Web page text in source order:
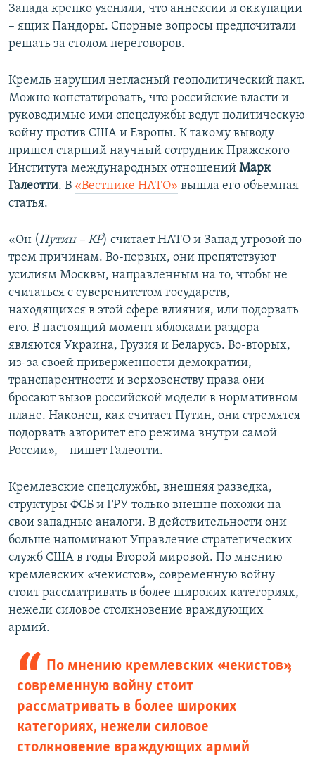
Запада крепко уяснили, что аннексии и оккупации
– ящик Пандоры. Спорные вопросы предпочитали
решать за столом переговоров.
Кремль нарушил негласный геополитический пакт.
Можно констатировать, что российские власти и
руководимые ими спецслужбы ведут политическую
войну против США и Европы. К такому выводу
пришел старший научный сотрудник Пражского
Института международных отношений Марк
Галеотти. В «Вестнике НАТО» вышла его объемная
статья.
«Он (Путин – КР) считает НАТО и Запад угрозой по
трем причинам. Во-первых, они препятствуют
усилиям Москвы, направленным на то, чтобы не
считаться с суверенитетом государств,
находящихся в этой сфере влияния, или подорвать
его. В настоящий момент яблоками раздора
являются Украина, Грузия и Беларусь. Во-вторых,
из-за своей приверженности демократии,
транспарентности и верховенству права они
бросают вызов российской модели в нормативном
плане. Наконец, как считает Путин, они стремятся
подорвать авторитет его режима внутри самой
России», – пишет Галеотти.
Кремлевские спецслужбы, внешняя разведка,
структуры ФСБ и ГРУ только внешне похожи на
свои западные аналоги. В действительности они
больше напоминают Управление стратегических
служб США в годы Второй мировой. По мнению
кремлевских «чекистов», современную войну
стоит рассматривать в более широких категориях,
нежели силовое столкновение враждующих
армий.
По мнению кремлевских «чекистов»,
современную войну стоит
рассматривать в более широких
категориях, нежели силовое
столкновение враждующих армий